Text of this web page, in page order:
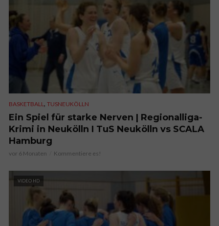
BASKETBALL, TUSNEUKÖLLN
Ein Spiel für starke Nerven | Regionalliga-
Krimi in Neukölln I TuS Neukölln vs SCALA
Hamburg
vor 6 Monaten Kommentiere es!
VIDEO HD